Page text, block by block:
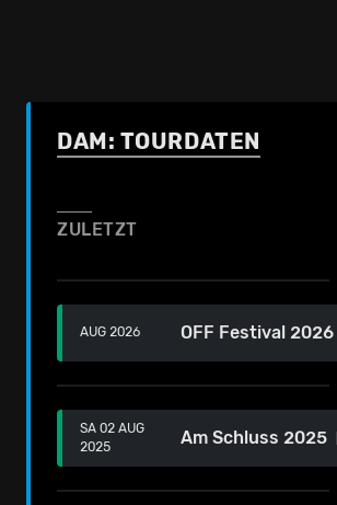
DAM: TOURDATEN
ZULETZT
AUG 2026 OFF Festival 2026
SA 02 AUG
2025
Am Schluss 2025